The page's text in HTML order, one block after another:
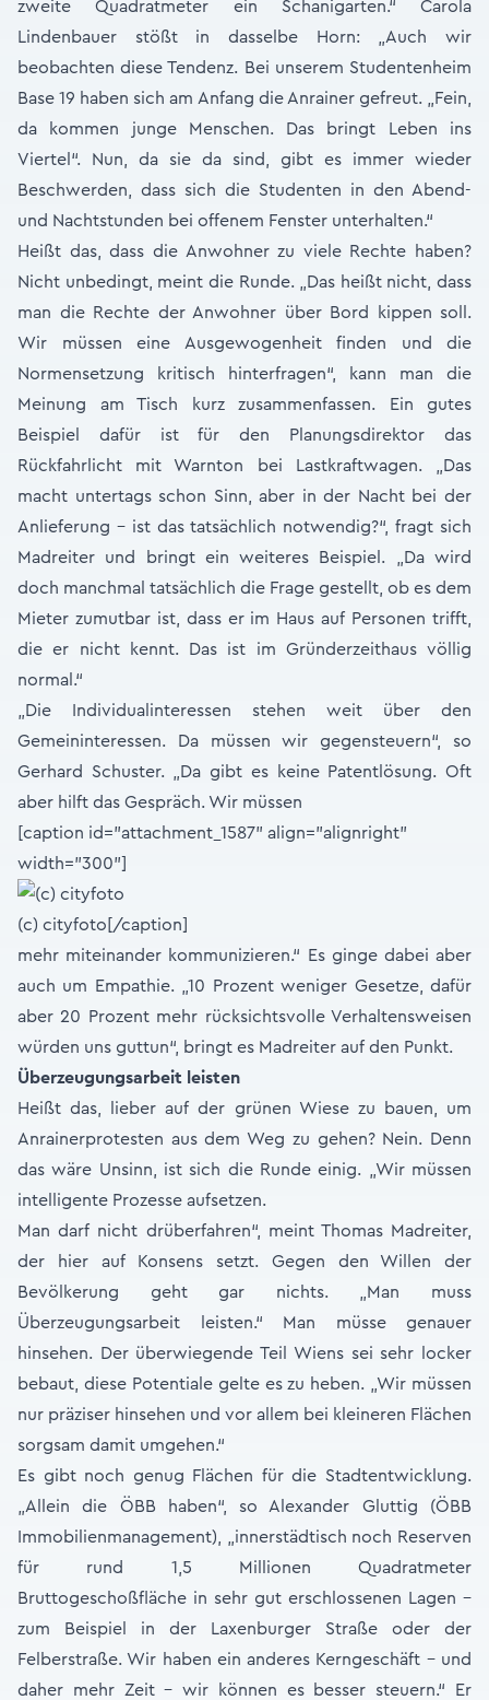
zweite Quadratmeter ein Schanigarten.“ Carola
Lindenbauer stößt in dasselbe Horn: „Auch wir
beobachten diese Tendenz. Bei unserem Studentenheim
Base 19 haben sich am Anfang die Anrainer gefreut. „Fein,
da kommen junge Menschen. Das bringt Leben ins
Viertel“. Nun, da sie da sind, gibt es immer wieder
Beschwerden, dass sich die Studenten in den Abend-
und Nachtstunden bei offenem Fenster unterhalten.“
Heißt das, dass die Anwohner zu viele Rechte haben?
Nicht unbedingt, meint die Runde. „Das heißt nicht, dass
man die Rechte der Anwohner über Bord kippen soll.
Wir müssen eine Ausgewogenheit finden und die
Normensetzung kritisch hinterfragen“, kann man die
Meinung am Tisch kurz zusammenfassen. Ein gutes
Beispiel dafür ist für den Planungsdirektor das
Rückfahrlicht mit Warnton bei Lastkraftwagen. „Das
macht untertags schon Sinn, aber in der Nacht bei der
Anlieferung – ist das tatsächlich notwendig?“, fragt sich
Madreiter und bringt ein weiteres Beispiel. „Da wird
doch manchmal tatsächlich die Frage gestellt, ob es dem
Mieter zumutbar ist, dass er im Haus auf Personen trifft,
die er nicht kennt. Das ist im Gründerzeithaus völlig
normal.“
„Die Individualinteressen stehen weit über den
Gemeininteressen. Da müssen wir gegensteuern“, so
Gerhard Schuster. „Da gibt es keine Patentlösung. Oft
aber hilft das Gespräch. Wir müssen
[caption id="attachment_1587" align="alignright"
width="300"]
(c) cityfoto[/caption]
mehr miteinander kommunizieren.“ Es ginge dabei aber
auch um Empathie. „10 Prozent weniger Gesetze, dafür
aber 20 Prozent mehr rücksichtsvolle Verhaltensweisen
würden uns guttun“, bringt es Madreiter auf den Punkt.
Überzeugungsarbeit leisten
Heißt das, lieber auf der grünen Wiese zu bauen, um
Anrainerprotesten aus dem Weg zu gehen? Nein. Denn
das wäre Unsinn, ist sich die Runde einig. „Wir müssen
intelligente Prozesse aufsetzen.
Man darf nicht drüberfahren“, meint Thomas Madreiter,
der hier auf Konsens setzt. Gegen den Willen der
Bevölkerung geht gar nichts. „Man muss
Überzeugungsarbeit leisten.“ Man müsse genauer
hinsehen. Der überwiegende Teil Wiens sei sehr locker
bebaut, diese Potentiale gelte es zu heben. „Wir müssen
nur präziser hinsehen und vor allem bei kleineren Flächen
sorgsam damit umgehen.“
Es gibt noch genug Flächen für die Stadtentwicklung.
„Allein die ÖBB haben“, so Alexander Gluttig (ÖBB
Immobilienmanagement), „innerstädtisch noch Reserven
für rund 1,5 Millionen Quadratmeter
Bruttogeschoßfläche in sehr gut erschlossenen Lagen –
zum Beispiel in der Laxenburger Straße oder der
Felberstraße. Wir haben ein anderes Kerngeschäft – und
daher mehr Zeit – wir können es besser steuern.“ Er